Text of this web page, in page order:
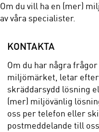
Om du vill ha en (mer)
av våra specialister.
KONTAKTA
Om du har några
miljömärket, letar
skräddarsydd lösning
(mer) miljövänlig
oss per telefon eller
postmeddelande till